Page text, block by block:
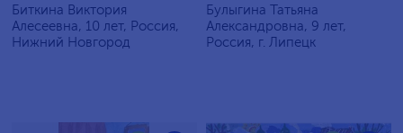
Биткина Виктория
Алесеевна, 10 лет, Россия,
Нижний Новгород
Булыгина Татьяна
Александровна, 9 лет,
Россия, г. Липецк